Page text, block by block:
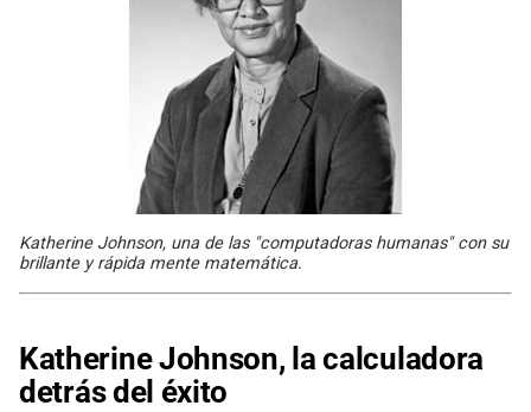
Katherine Johnson, una de las "computadoras humanas" con su
brillante y rápida mente matemática.
Katherine Johnson, la calculadora
detrás del éxito